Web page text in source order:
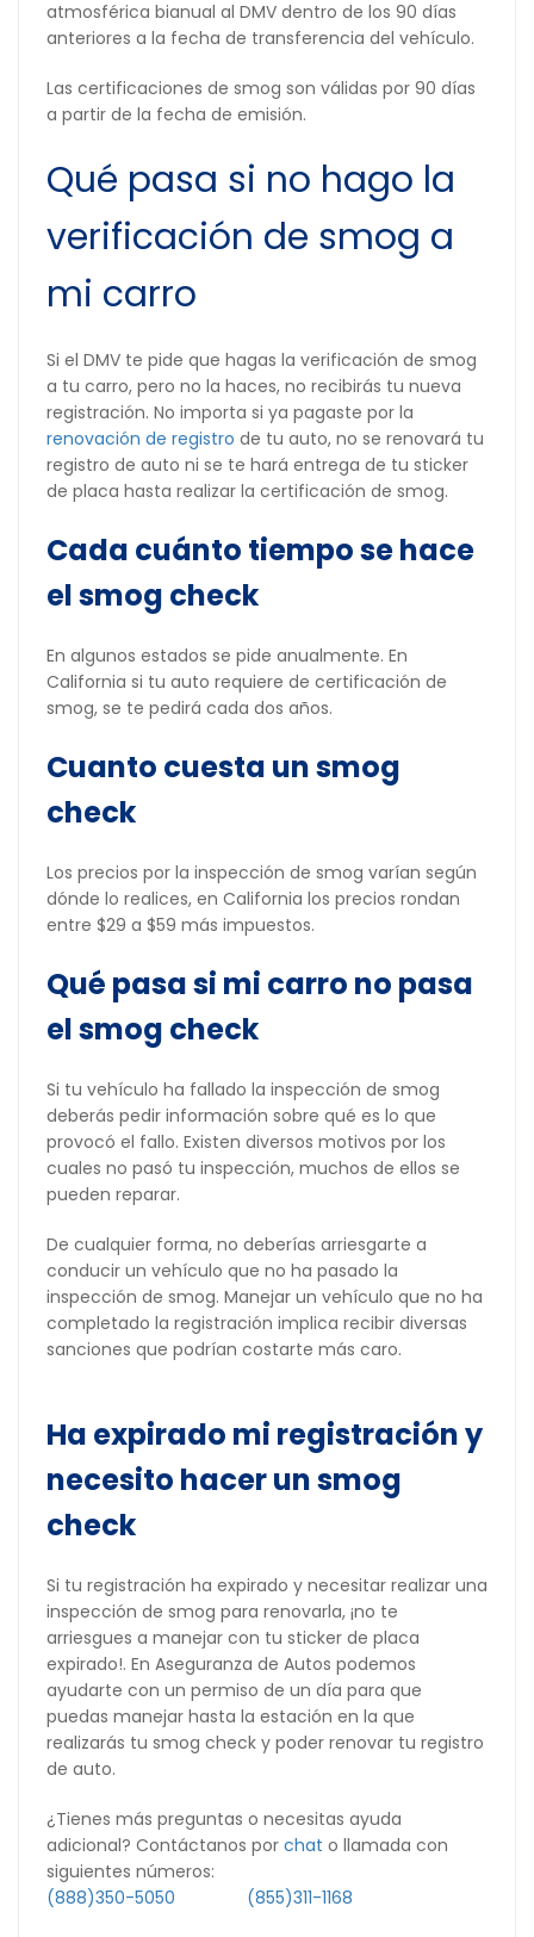
atmosférica bianual al DMV dentro de los 90 días
anteriores a la fecha de transferencia del vehículo.
Las certificaciones de smog son válidas por 90 días
a partir de la fecha de emisión.
Qué pasa si no hago la
verificación de smog a
mi carro
Si el DMV te pide que hagas la verificación de smog
a tu carro, pero no la haces, no recibirás tu nueva
registración. No importa si ya pagaste por la
renovación de registro de tu auto, no se renovará tu
registro de auto ni se te hará entrega de tu sticker
de placa hasta realizar la certificación de smog.
Cada cuánto tiempo se hace
el smog check
En algunos estados se pide anualmente. En
California si tu auto requiere de certificación de
smog, se te pedirá cada dos años.
Cuanto cuesta un smog
check
Los precios por la inspección de smog varían según
dónde lo realices, en California los precios rondan
entre $29 a $59 más impuestos.
Qué pasa si mi carro no pasa
el smog check
Si tu vehículo ha fallado la inspección de smog
deberás pedir información sobre qué es lo que
provocó el fallo. Existen diversos motivos por los
cuales no pasó tu inspección, muchos de ellos se
pueden reparar.
De cualquier forma, no deberías arriesgarte a
conducir un vehículo que no ha pasado la
inspección de smog. Manejar un vehículo que no ha
completado la registración implica recibir diversas
sanciones que podrían costarte más caro.
Ha expirado mi registración y
necesito hacer un smog
check
Si tu registración ha expirado y necesitar realizar una
inspección de smog para renovarla, ¡no te
arriesgues a manejar con tu sticker de placa
expirado!. En Aseguranza de Autos podemos
ayudarte con un permiso de un día para que
puedas manejar hasta la estación en la que
realizarás tu smog check y poder renovar tu registro
de auto.
¿Tienes más preguntas o necesitas ayuda
adicional? Contáctanos por chat o llamada con
siguientes números:
(888)350-5050
(855)311-1168